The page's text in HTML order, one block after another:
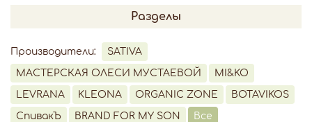
Разделы
Производители: SATIVA
МАСТЕРСКАЯ ОЛЕСИ МУСТАЕВОЙ MI&KO
LEVRANA KLEONA ORGANIC ZONE BOTAVIKOS
СпивакЪ BRAND FOR MY SON Все